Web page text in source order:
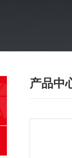
产品中